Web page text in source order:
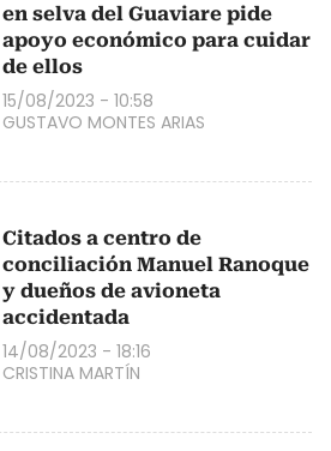
en selva del Guaviare pide
apoyo económico para cuidar
de ellos
15/08/2023 - 10:58
GUSTAVO MONTES ARIAS
Citados a centro de
conciliación Manuel Ranoque
y dueños de avioneta
accidentada
14/08/2023 - 18:16
CRISTINA MARTÍN